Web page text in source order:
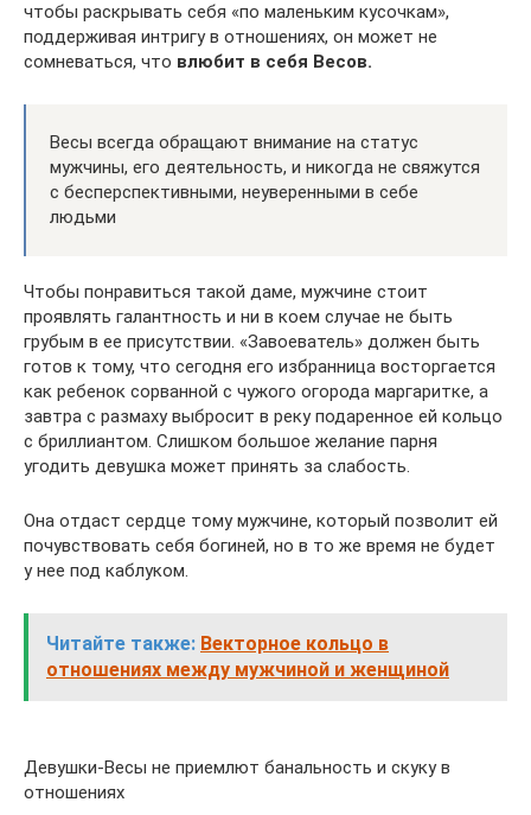
чтобы раскрывать себя «по маленьким кусочкам»,
поддерживая интригу в отношениях, он может не
сомневаться, что влюбит в себя Весов.
Весы всегда обращают внимание на статус
мужчины, его деятельность, и никогда не свяжутся
с бесперспективными, неуверенными в себе
людьми
Чтобы понравиться такой даме, мужчине стоит
проявлять галантность и ни в коем случае не быть
грубым в ее присутствии. «Завоеватель» должен быть
готов к тому, что сегодня его избранница восторгается
как ребенок сорванной с чужого огорода маргаритке, а
завтра с размаху выбросит в реку подаренное ей кольцо
с бриллиантом. Слишком большое желание парня
угодить девушка может принять за слабость.
Она отдаст сердце тому мужчине, который позволит ей
почувствовать себя богиней, но в то же время не будет
у нее под каблуком.
Читайте также: Векторное кольцо в
отношениях между мужчиной и женщиной
Девушки-Весы не приемлют банальность и скуку в
отношениях